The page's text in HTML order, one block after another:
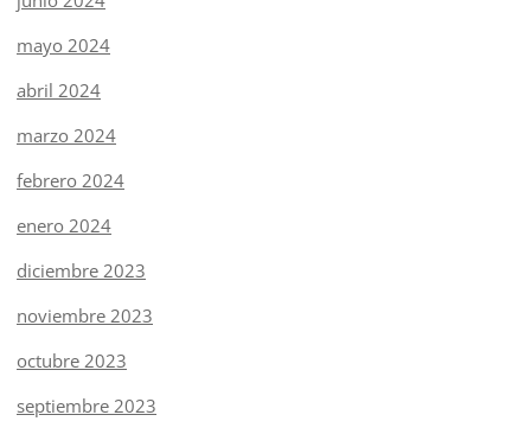
mayo 2024
abril 2024
marzo 2024
febrero 2024
enero 2024
diciembre 2023
noviembre 2023
octubre 2023
septiembre 2023